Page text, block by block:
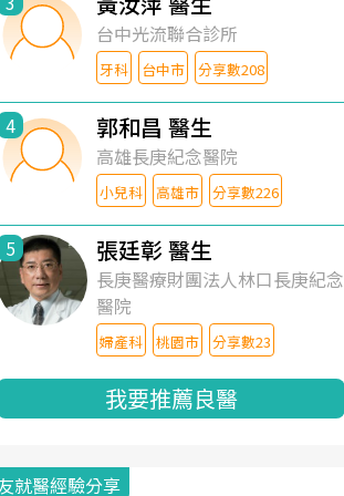
台中光流聯合診所
牙科 台中市 分享數208
4 郭和昌 醫生
高雄長庚紀念醫院
小兒科 高雄市 分享數226
5 張廷彰 醫生
長庚醫療財團法人林口長庚紀念
醫院
婦產科 桃園市 分享數23
我要推薦良醫
就醫經驗分享